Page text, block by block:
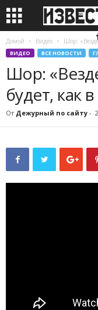
Домой Видео Шор:
ВИДЕО ВСЕ НОВОСТИ
Шор:
будет, как
От Дежурный по сайту -